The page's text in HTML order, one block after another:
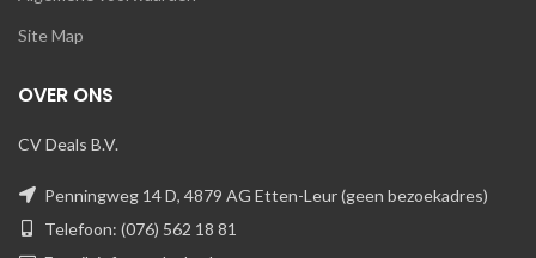
Site Map
OVER ONS
CV Deals B.V.
Penningweg 14 D, 4879 AG Etten-Leur (geen bezoekadres)
Telefoon: (076) 562 18 81